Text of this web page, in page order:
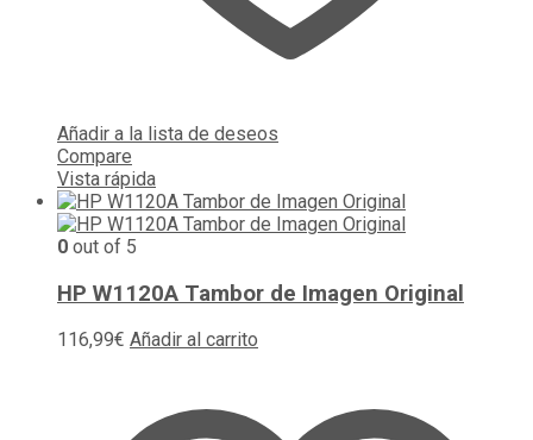
Añadir a la lista de deseos
Compare
Vista rápida
0 out of 5
HP W1120A Tambor de Imagen Original
116,99€ Añadir al carrito